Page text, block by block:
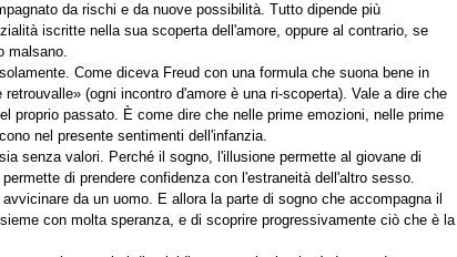
da rischi e da nuove possibilità. Tutto dipende più
iscritte nella sua scoperta dell'amore, oppure al contrario, se
malsano.
Come diceva Freud con una formula che suona bene in
(ogni incontro d'amore è una ri-scoperta). Vale a dire che
proprio passato. È come dire che nelle prime emozioni, nelle prime
nel presente sentimenti dell'infanzia.
senza valori. Perché il sogno, l'illusione permette al giovane di
di prendere confidenza con l'estraneità dell'altro sesso.
da un uomo. E allora la parte di sogno che accompagna il
con molta speranza, e di scoprire progressivamente ciò che è la